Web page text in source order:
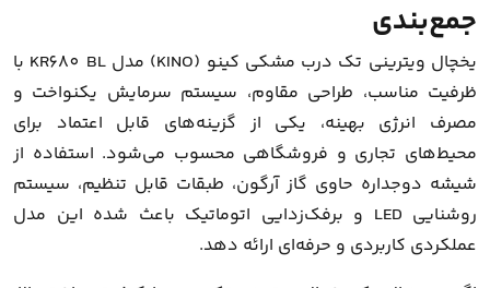
جمع‌بندی
یخچال ویترینی تک درب مشکی کینو (KINO) مدل KR680 BL با
ظرفیت مناسب، طراحی مقاوم، سیستم سرمایش یکنواخت و
مصرف انرژی بهینه، یکی از گزینه‌های قابل اعتماد برای
محیط‌های تجاری و فروشگاهی محسوب می‌شود. استفاده از
شیشه دوجداره حاوی گاز آرگون، طبقات قابل تنظیم، سیستم
روشنایی LED و برفک‌زدایی اتوماتیک باعث شده این مدل
عملکردی کاربردی و حرفه‌ای ارائه دهد.